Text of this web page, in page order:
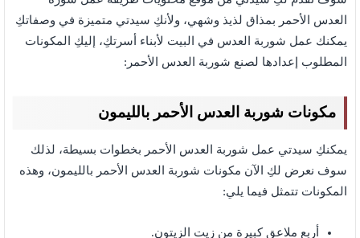
العدس الأحمر بمذاق لذيذ وشهي، ولأنكِ سيدتي متميزة في وصفاتكِ
يمكنك عمل شوربة العدس في البيت لأبناء أسرتكِ، إليكِ المكونات
المطلوب إعدادها لصنع شوربة العدس الأحمر:
مكونات شوربة العدس الأحمر بالليمون
يمكنكِ سيدتي عمل شوربة العدس الأحمر بخطوات بسيطة، لذلك
سوف نعرض لكِ الآن مكونات شوربة العدس الأحمر بالليمون، وهذه
المكونات تتمثل فيما يلي:
أربع ملاعق كبيرة من زيت الزيتون.